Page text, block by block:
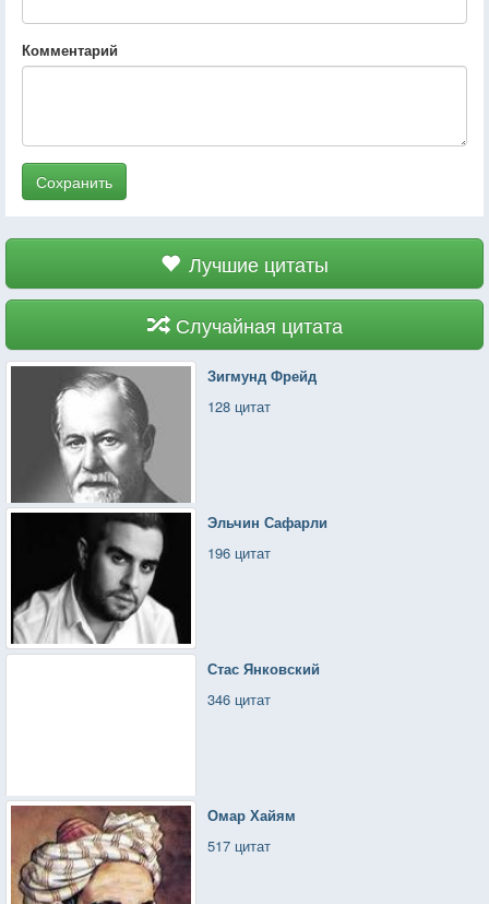
Комментарий
Сохранить
Лучшие цитаты
Случайная цитата
Зигмунд Фрейд
128 цитат
Эльчин Сафарли
196 цитат
Стас Янковский
346 цитат
Омар Хайям
517 цитат